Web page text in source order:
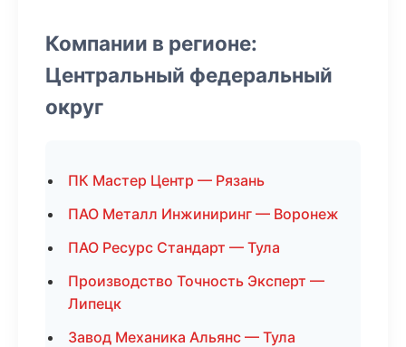
Компании в регионе:
Центральный федеральный
округ
ПК Мастер Центр — Рязань
ПАО Металл Инжиниринг — Воронеж
ПАО Ресурс Стандарт — Тула
Производство Точность Эксперт —
Липецк
Завод Механика Альянс — Тула